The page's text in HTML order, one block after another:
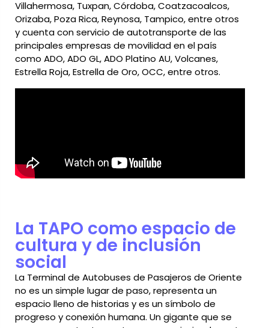
Villahermosa, Tuxpan, Córdoba, Coatzacoalcos,
Orizaba, Poza Rica, Reynosa, Tampico, entre otros
y cuenta con servicio de autotransporte de las
principales empresas de movilidad en el país
como ADO, ADO GL, ADO Platino AU, Volcanes,
Estrella Roja, Estrella de Oro, OCC, entre otros.
La TAPO como espacio de
cultura y de inclusión
social
La Terminal de Autobuses de Pasajeros de Oriente
no es un simple lugar de paso, representa un
espacio lleno de historias y es un símbolo de
progreso y conexión humana. Un gigante que se